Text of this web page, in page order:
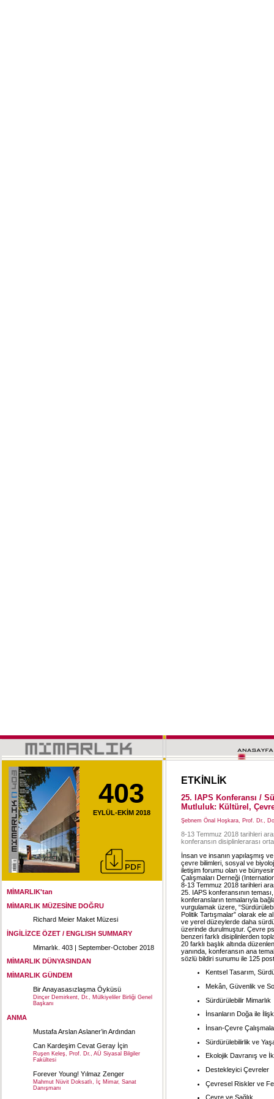
403
EYLÜL-EKİM 2018
MİMARLIK'tan
MİMARLIK MÜZESİNE DOĞRU
Richard Meier Maket Müzesi
İNGİLİZCE ÖZET / ENGLISH SUMMARY
Mimarlık. 403 | September-October 2018
MİMARLIK DÜNYASINDAN
MİMARLIK GÜNDEM
Bir Anayasasızlaşma Öyküsü
Dinçer Demirkent, Dr., Mülkiyeliler Birliği Genel
Başkanı
ANMA
Mustafa Arslan Aslaner’in Ardından
Can Kardeşim Cevat Geray İçin
Ruşen Keleş, Prof. Dr., AÜ Siyasal Bilgiler
Fakültesi
Forever Young! Yılmaz Zenger
Mahmut Nüvit Doksatlı, İç Mimar, Sanat
Danışmanı
ETKİNLİK
25. IAPS Konferansı /
Mutluluk: Kültürel,
Şebnem Önal Hoşkara, Prof. Dr.,
8-13 Temmuz 2018 tarihleri
konferansın disiplinlerarası
İnsan ve insanın yapılaşmış
çevre bilimleri, sosyal ve
iletişim forumu olan ve
Çalışmaları Derneği
8-13 Temmuz 2018 tarihleri
25. IAPS konferansının
konferansların temalarıyla
vurgulamak üzere,
Politik Tartışmalar” olarak ele
ve yerel düzeylerde daha
üzerinde durulmuştur. Çevre
benzeri farklı disiplinlerden
20 farklı başlık altında
yanında, konferansın ana
sözlü bildiri sunumu ile 125
Kentsel Tasarım,
Mekân, Güvenlik ve
Sürdürülebilir Mimarlık
İnsanların Doğa ile
İnsan-Çevre
Sürdürülebilirlik ve
Ekolojik Davranış ve
Destekleyici Çevreler
Çevresel Riskler ve
Çevre ve Sağlık